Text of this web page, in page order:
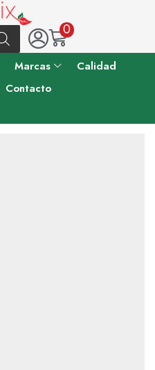
0
Marcas
Calidad
Contacto